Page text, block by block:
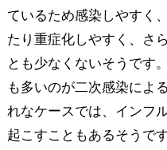
ているため感染しやすく
たり重症化しやすく、さ
とも少なくないそうです
も多いのが二次感染によ
れなケースでは、インフ
起こすこともあるそうで